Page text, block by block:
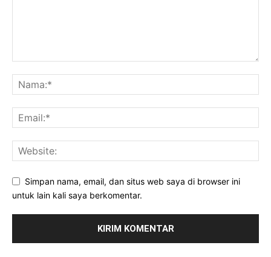
Simpan nama, email, dan situs web saya di browser ini
untuk lain kali saya berkomentar.